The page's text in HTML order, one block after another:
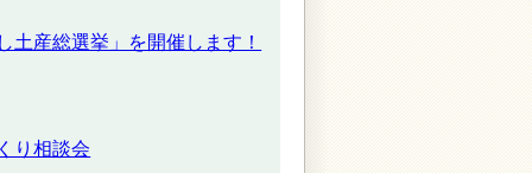
土産総選挙」を開催します！
り相談会